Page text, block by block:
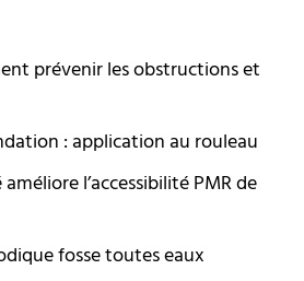
prévenir les obstructions et
: application au rouleau
l’accessibilité PMR de
fosse toutes eaux